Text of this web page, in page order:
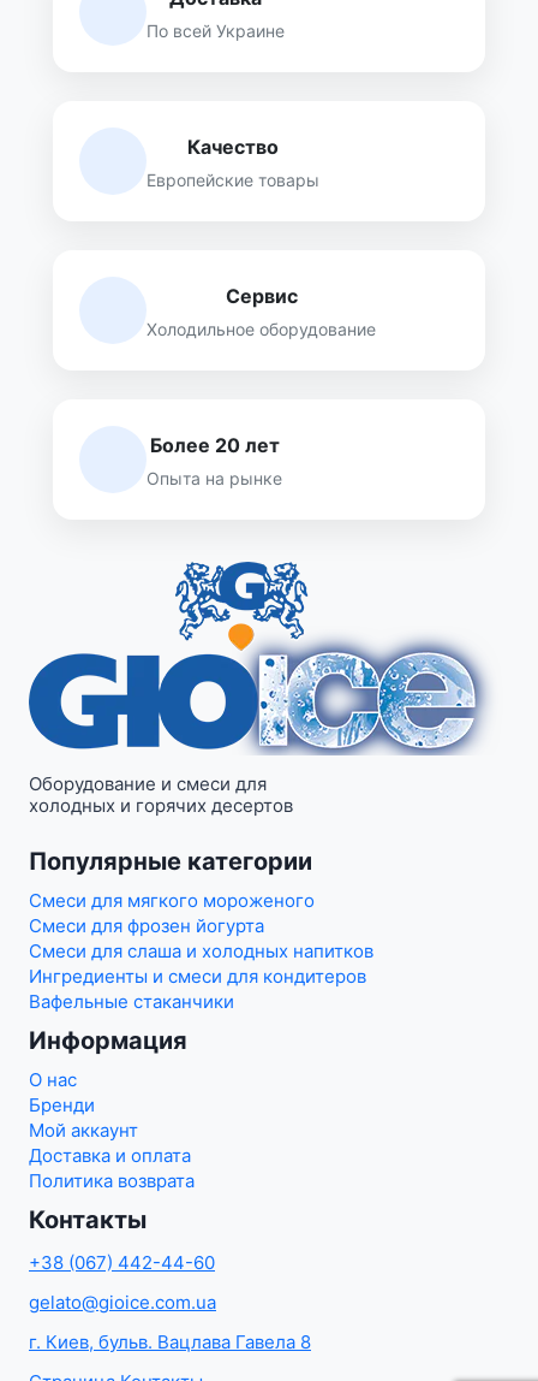
По всей Украине
Качество
Европейские товары
Сервис
Холодильное оборудование
Более 20 лет
Опыта на рынке
Оборудование и смеси для
холодных и горячих десертов
Популярные категории
Смеси для мягкого мороженого
Смеси для фрозен йогурта
Смеси для слаша и холодных напитков
Ингредиенты и смеси для кондитеров
Вафельные стаканчики
Информация
О нас
Бренди
Мой аккаунт
Доставка и оплата
Политика возврата
Контакты
+38 (067) 442-44-60
gelato@gioice.com.ua
г. Киев, бульв. Вацлава Гавела 8